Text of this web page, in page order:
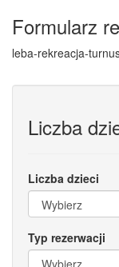
Formularz
leba-rekreacja-
Liczba
Liczba dzieci
Typ rezerwacji